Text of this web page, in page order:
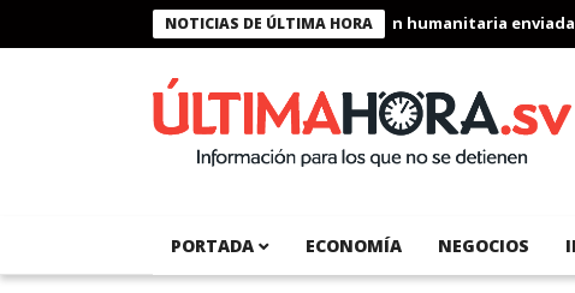
NOTICIAS DE ÚLTIMA HORA
Bukele condecora a miembros de la misión humanitaria enviada a
PORTADA ECONOMÍA NEGOCIOS